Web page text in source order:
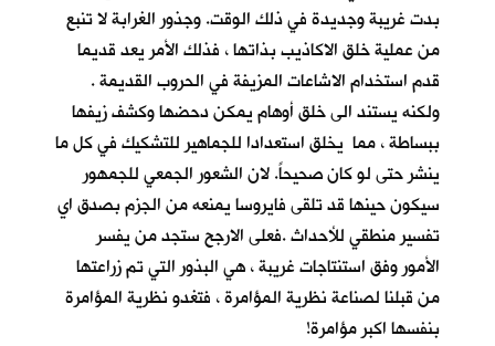
بدت غريبة وجديدة في ذلك الوقت. وجذور الغرابة لا تنبع
من عملية خلق الاكاذيب بذاتها ، فذلك الأمر يعد قديما
قدم استخدام الاشاعات المزيفة في الحروب القديمة .
ولكنه يستند الى خلق أوهام يمكن دحضها وكشف زيفها
ببساطة ، مما يخلق استعدادا للجماهير للتشكيك في كل ما
ينشر حتى لو كان صحيحاً. لان الشعور الجمعي للجمهور
سيكون حينها قد تلقى فايروسا يمنعه من الجزم بصدق اي
تفسير منطقي للأحداث .فعلى الارجح ستجد من يفسر
الأمور وفق استنتاجات غريبة ، هي البذور التي تم زراعتها
من قبلنا لصناعة نظرية المؤامرة ، فتغدو نظرية المؤامرة
بنفسها اكبر مؤامرة!